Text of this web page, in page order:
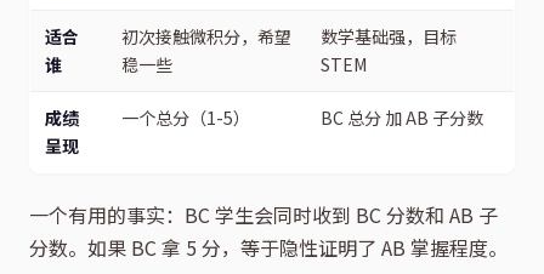
适合
谁
初次接触微积分，希望
稳一些
数学基础强，目标
STEM
成绩
呈现
一个总分（1-5） BC 总分 加 AB 子分数
一个有用的事实：BC 学生会同时收到 BC 分数和 AB 子
分数。如果 BC 拿 5 分，等于隐性证明了 AB 掌握程度。